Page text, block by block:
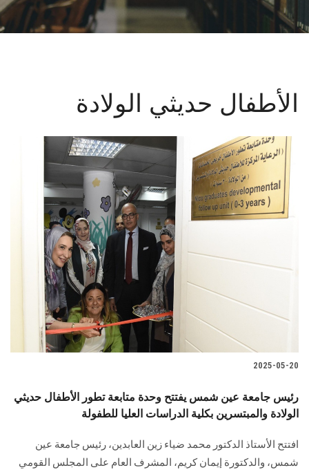
البحث العلمي
المراكز والوحدات
الأنظمة الذكية
تواصل معنا
هيئة التدريس
الدراسات العليا
الزائـرون
الأطفال حديثي الولادة
2025-05-20
رئيس جامعة عين شمس يفتتح وحدة متابعة تطور الأطفال حديثي
الولادة والمبتسرين بكلية الدراسات العليا للطفولة
افتتح الأستاذ الدكتور محمد ضياء زين العابدين، رئيس جامعة عين
شمس، والدكتورة إيمان كريم، المشرف العام على المجلس القومي